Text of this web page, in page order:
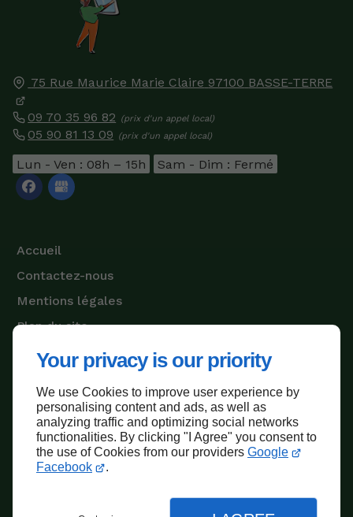
Your privacy is our priority
We use Cookies to improve user experience by
personalising content and ads, as well as
analyzing traffic and optimizing social networks
functionalities. By clicking "I Agree" you consent to
the use of Cookies from our providers Google
Facebook
.
75 Rue Maurice Marie Claire 97100 BASSE-TERRE
09 70 35 96 82
05 90 81 13 09
Lun - Ven : 08h – 15h
Sam - Dim : Fermé
Accueil
Contactez-nous
Mentions légales
Plan du site
Haut de page